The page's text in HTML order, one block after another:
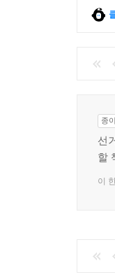
자들이
결과
신이
“득표
한계
라도
정부
(사회
통치
다른
종
선
할
이